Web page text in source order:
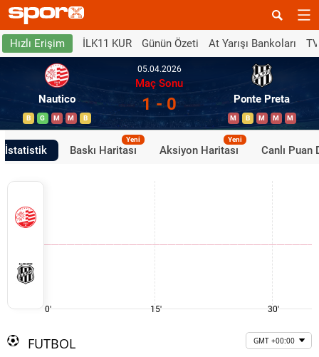
Hızlı Erişim İLK11 KUR Günün Özeti At Yarışı Bankoları
Nautico
B G M M B
05.04.2026
Maç Sonu
1 - 0 Ponte Preta
M B M M M
İstatistik Baskı Haritası
Yeni
Aksiyon Haritası
Yeni
Canlı Puan
0' 15' 30'
FUTBOL GMT +00:00